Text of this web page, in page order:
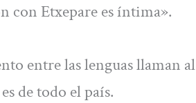
con Etxepare es íntima».
entre las lenguas llaman al
de todo el país.